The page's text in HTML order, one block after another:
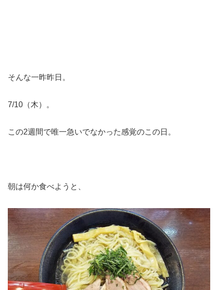
そんな一昨昨日。
7/10（木）。
この2週間で唯一急いでなかった感覚のこの日。
朝は何か食べようと、